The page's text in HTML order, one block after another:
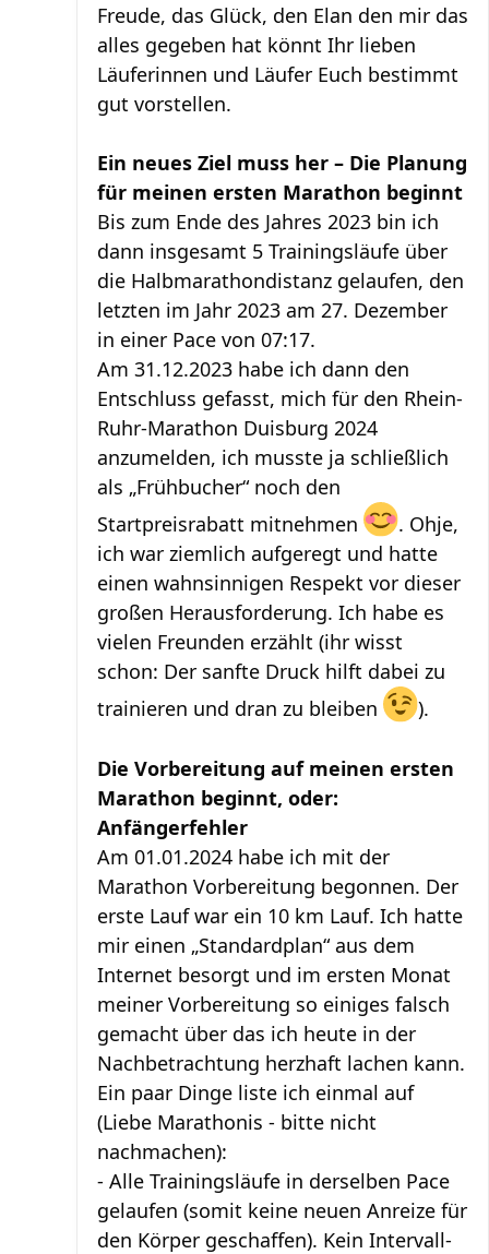
Freude, das Glück, den Elan den mir das
alles gegeben hat könnt Ihr lieben
Läuferinnen und Läufer Euch bestimmt
gut vorstellen.
Ein neues Ziel muss her – Die Planung
für meinen ersten Marathon beginnt
Bis zum Ende des Jahres 2023 bin ich
dann insgesamt 5 Trainingsläufe über
die Halbmarathondistanz gelaufen, den
letzten im Jahr 2023 am 27. Dezember
in einer Pace von 07:17.
Am 31.12.2023 habe ich dann den
Entschluss gefasst, mich für den Rhein-
Ruhr-Marathon Duisburg 2024
anzumelden, ich musste ja schließlich
als „Frühbucher“ noch den
Startpreisrabatt mitnehmen
. Ohje,
ich war ziemlich aufgeregt und hatte
einen wahnsinnigen Respekt vor dieser
großen Herausforderung. Ich habe es
vielen Freunden erzählt (ihr wisst
schon: Der sanfte Druck hilft dabei zu
trainieren und dran zu bleiben
).
Die Vorbereitung auf meinen ersten
Marathon beginnt, oder:
Anfängerfehler
Am 01.01.2024 habe ich mit der
Marathon Vorbereitung begonnen. Der
erste Lauf war ein 10 km Lauf. Ich hatte
mir einen „Standardplan“ aus dem
Internet besorgt und im ersten Monat
meiner Vorbereitung so einiges falsch
gemacht über das ich heute in der
Nachbetrachtung herzhaft lachen kann.
Ein paar Dinge liste ich einmal auf
(Liebe Marathonis - bitte nicht
nachmachen):
- Alle Trainingsläufe in derselben Pace
gelaufen (somit keine neuen Anreize für
den Körper geschaffen). Kein Intervall-